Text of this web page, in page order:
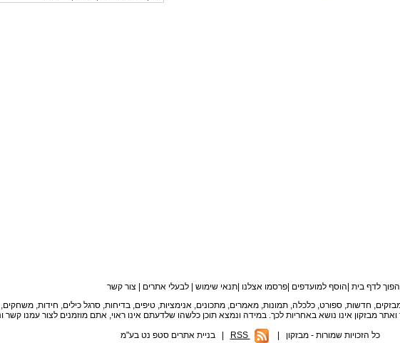
הפוך לדף בית הוסף למועדפים |פרסמו אצלנו |תנאי שימוש |לבעלי אתרים
צור קשר
בניית אתריםסטפ נט בע"מ | RSS כל הזכויות שמורות - מבזקון